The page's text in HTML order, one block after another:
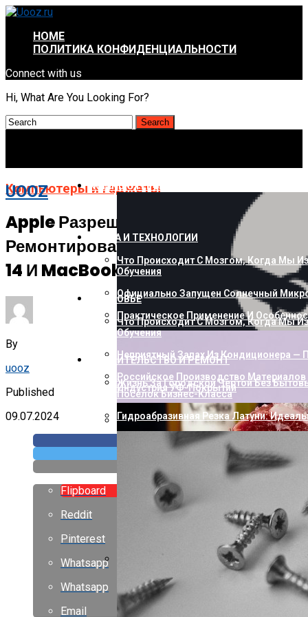
HOME
ПОЛИТИКА КОНФИДЕНЦИАЛЬНОСТИ
Connect with us
Hi, What Are You Looking For?
UOOZ КОМПЬЮТЕРЫ И ГАДЖЕТЫ
Как Пополнить Стим: Способы,
НАУКА И ТЕХНОЛОГИИ
Что Происходит С Мозгом, Когда Мы
Обучения
Официально Запущен Солнечный
Практическое Применение И
Насколько Близки Латынь И
Лингвистическое Исследование
ЗДОРОВЬЕ
Что Происходит С Мозгом, Когда Мы
Обучения
Неприятный Запах Из Кондиционера —
Российское Производство
Индустрия УФ-Покрытий
СТРОИТЕЛЬСТВО И РЕМОНТ
Жизнь За Городской Чертой Без
Посёлок Бизнес-Класса
Гидроабразивная Резка Латуни:
Компьютеры и гаджеты
Apple Разрешила Самостоятельно
Ремонтировать Смартфоны IPhone
14 И MacBook С M2
By
uooz
Published
09.07.2024
Flipboard
Reddit
Pinterest
Whatsapp
Whatsapp
Email